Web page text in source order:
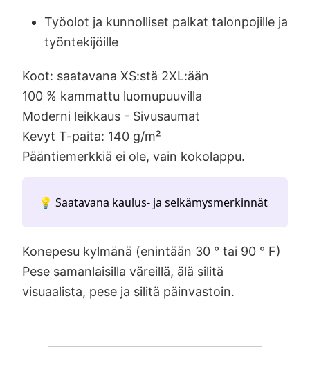
Työolot ja kunnolliset palkat talonpojille ja
työntekijöille
Koot: saatavana XS:stä 2XL:ään
100 % kammattu luomupuuvilla
Moderni leikkaus - Sivusaumat
Kevyt T-paita: 140 g/m²
Pääntiemerkkiä ei ole, vain kokolappu.
💡 Saatavana kaulus- ja selkämysmerkinnät
Konepesu kylmänä (enintään 30 ° tai 90 ° F)
Pese samanlaisilla väreillä, älä silitä
visuaalista, pese ja silitä päinvastoin.